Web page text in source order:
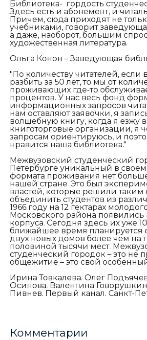
Библиотека- гордость
Здесь есть и абонемент, и
Причем, сюда приходят не
учебниками, говорит
а даже, наоборот, большим
художественная литература.
Ольга Конон – Заведующая
"По количеству читателей, если
разбить за 50 лет, то мы от
проживающих где-то
процентов. У нас весь фонд
информационных запросов
нам оставляют заявочки, я
волшебную книгу, когда я езжу в
книготорговые организации, я
запросам ориентируюсь, и
нравится наша библиотека."
Межвузовский студенческий
Петербурге уникальный в своем
формата проживания нет
нашей стране. Это был
властей, которые решили таким
объединить студентов из
1966 году на 12 гектарах
Московского района
корпуса. Сегодня здесь их уже
ближайшее время планируется
двух новых домов более чем на
половиной тысячи мест.
студенческий городок – это не
общежитие – это свой
Ирина Товкалева. Олег
Осипова. Валентина
Пивнев. Первый канал. Санкт-
Комментарии